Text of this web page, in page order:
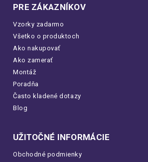
PRE ZÁKAZNÍKOV
Vzorky zadarmo
Všetko o produktoch
Ako nakupovať
Ako zamerať
Montáž
Poradňa
Často kladené dotazy
Blog
UŽITOČNÉ INFORMÁCIE
Obchodné podmienky